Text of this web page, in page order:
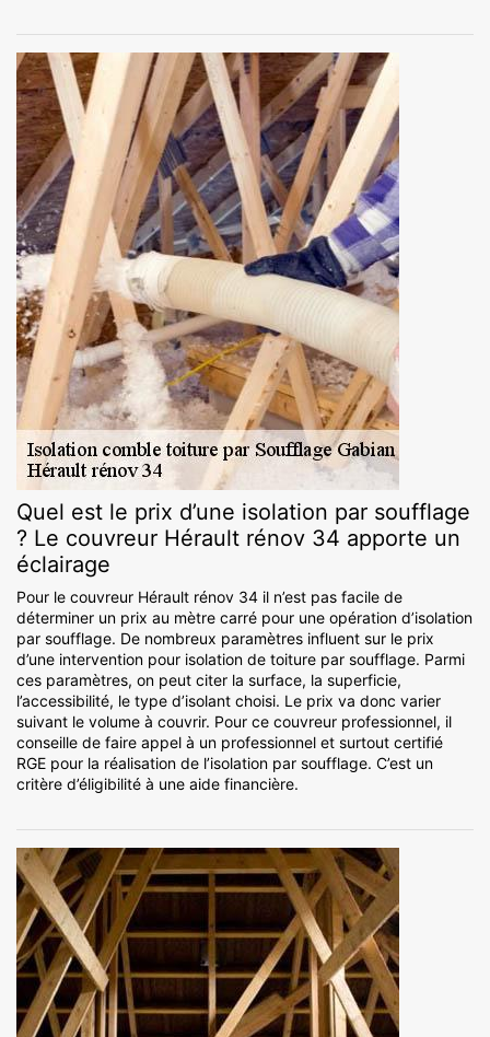
Quel est le prix d’une isolation par soufflage
? Le couvreur Hérault rénov 34 apporte un
éclairage
Pour le couvreur Hérault rénov 34 il n’est pas facile de
déterminer un prix au mètre carré pour une opération d’isolation
par soufflage. De nombreux paramètres influent sur le prix
d’une intervention pour isolation de toiture par soufflage. Parmi
ces paramètres, on peut citer la surface, la superficie,
l’accessibilité, le type d’isolant choisi. Le prix va donc varier
suivant le volume à couvrir. Pour ce couvreur professionnel, il
conseille de faire appel à un professionnel et surtout certifié
RGE pour la réalisation de l’isolation par soufflage. C’est un
critère d’éligibilité à une aide financière.